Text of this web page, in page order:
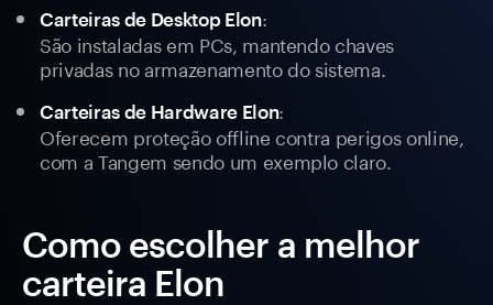
Carteiras de Desktop Elon:
São instaladas em PCs, mantendo chaves
privadas no armazenamento do sistema.
Carteiras de Hardware Elon:
Oferecem proteção offline contra perigos online,
com a Tangem sendo um exemplo claro.
Como escolher a melhor
carteira Elon